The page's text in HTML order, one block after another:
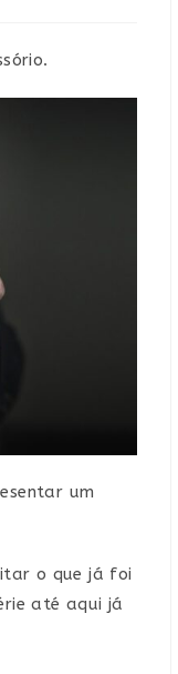
um
o que já foi
até aqui já